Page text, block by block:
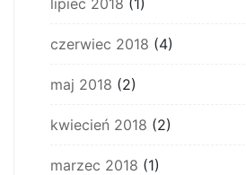
lipiec 2018 (1)
czerwiec 2018 (4)
maj 2018 (2)
kwiecień 2018 (2)
marzec 2018 (1)